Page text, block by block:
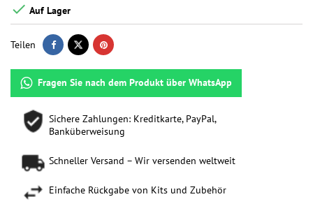
 Auf Lager
Teilen
Fragen Sie nach dem Produkt über WhatsApp
Sichere Zahlungen: Kreditkarte, PayPal,
Banküberweisung
Schneller Versand – Wir versenden weltweit
Einfache Rückgabe von Kits und Zubehör